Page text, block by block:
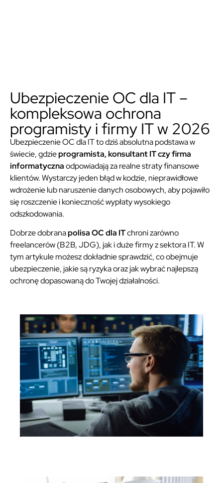
Ubezpieczenie OC dla IT –
kompleksowa ochrona
programisty i firmy IT w 2026
Ubezpieczenie OC dla IT to dziś absolutna podstawa w
świecie, gdzieprogramista, konsultant IT czy firma
informatycznaodpowiadają za realne straty finansowe
klientów. Wystarczy jeden błąd w kodzie, nieprawidłowe
wdrożenie lub naruszenie danych osobowych, aby pojawiło
się roszczenie i konieczność wypłaty wysokiego
odszkodowania.
Dobrze dobranapolisa OC dla ITchroni zarówno
freelancerów (B2B, JDG), jak i duże firmy z sektora IT. W
tym artykule możesz dokładnie sprawdzić, co obejmuje
ubezpieczenie, jakie są ryzyka oraz jak wybrać najlepszą
ochronę dopasowaną do Twojej działalności.